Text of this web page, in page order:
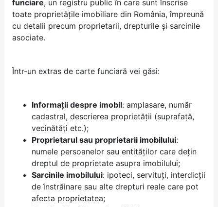
funciare, un registru public în care sunt înscrise
toate proprietățile imobiliare din România, împreună
cu detalii precum proprietarii, drepturile și sarcinile
asociate.
Într-un extras de carte funciară vei găsi:
Informații despre imobil: amplasare, număr
cadastral, descrierea proprietății (suprafață,
vecinătăți etc.);
Proprietarul sau proprietarii imobilului:
numele persoanelor sau entităților care dețin
dreptul de proprietate asupra imobilului;
Sarcinile imobilului: ipoteci, servituți, interdicții
de înstrăinare sau alte drepturi reale care pot
afecta proprietatea;